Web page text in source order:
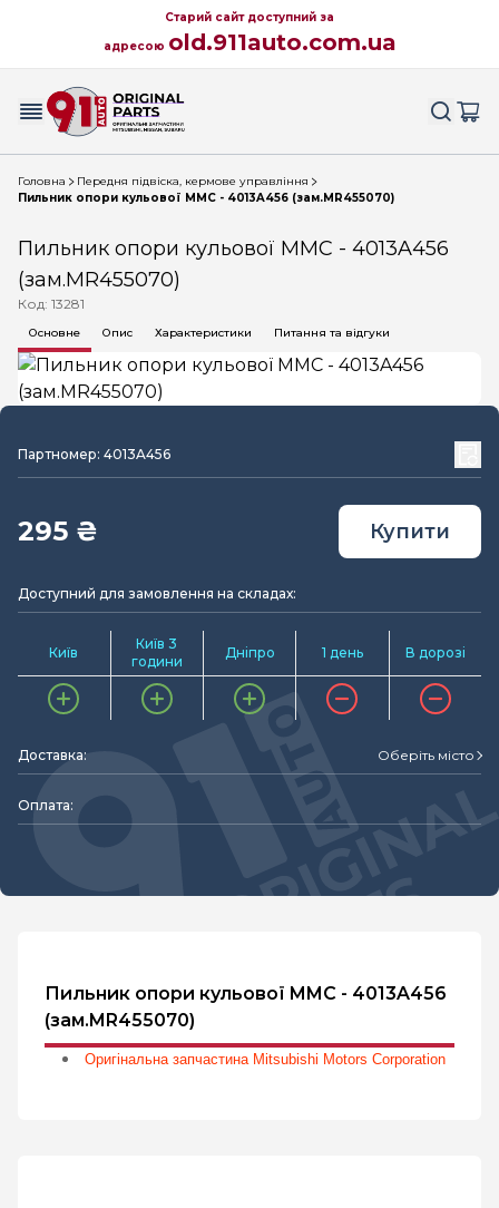
Старий сайт доступний за
адресою old.911auto.com.ua
Головна
Передня підвіска, кермове управління
Пильник опори кульової MMC - 4013A456 (зам.MR455070)
Пильник опори кульової MMC - 4013A456
(зам.MR455070)
Код: 13281
Основне Опис Характеристики Питання та відгуки
Партномер: 4013A456
295 ₴ Купити
Доступний для замовлення на складах:
Київ
Київ 3
години
Дніпро 1 день В дорозі
Доставка: Оберіть місто
Оплата:
Пильник опори кульової MMC - 4013A456
(зам.MR455070)
Оригінальна запчастина Mitsubishi Motors Corporation